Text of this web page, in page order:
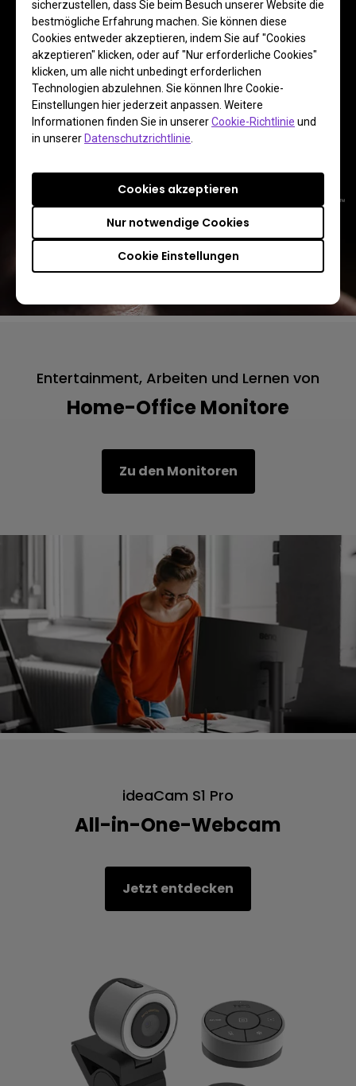
sicherzustellen, dass Sie beim Besuch unserer Website die
bestmögliche Erfahrung machen. Sie können diese
Cookies entweder akzeptieren, indem Sie auf "Cookies
akzeptieren" klicken, oder auf "Nur erforderliche Cookies"
klicken, um alle nicht unbedingt erforderlichen
Technologien abzulehnen. Sie können Ihre Cookie-
Einstellungen hier jederzeit anpassen. Weitere
Informationen finden Sie in unsererCookie-Richtlinie und
in unsererDatenschutzrichtlinie
Cookie Einstellungen
Nur notwendige Cookies
Cookies akzeptieren
Mehr erfahren
Entertainment, Arbeiten und Lernen von
Zuhause
Home-Office Monitore
Zu den Monitoren
ideaCam S1 Pro
All-in-One-Webcam
Jetzt entdecken